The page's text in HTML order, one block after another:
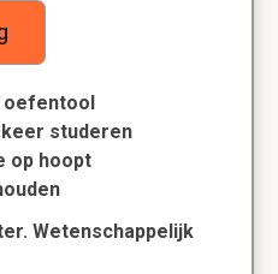
oefentool
studeren
op hoopt
Wetenschappelijk